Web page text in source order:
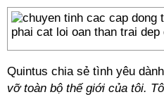
Quintus chia sẻ tình yêu
vỡ toàn bộ thế giới của tôi.